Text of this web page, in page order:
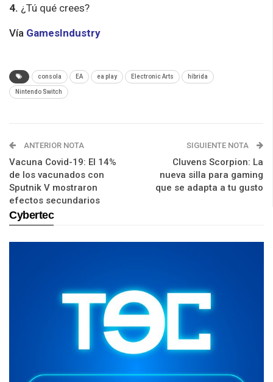
4. ¿Tú qué crees?
Vía GamesIndustry
consola EA ea play Electronic Arts híbrida
Nintendo Switch
ANTERIOR NOTA
Vacuna Covid-19: El 14%
de los vacunados con
Sputnik V mostraron
efectos secundarios
SIGUIENTE NOTA
Cluvens Scorpion: La
nueva silla para gaming
que se adapta a tu gusto
Cybertec